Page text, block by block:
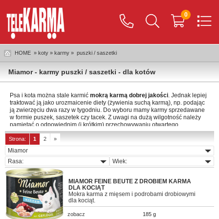
0
HOME » koty » karmy » puszki / saszetki
Miamor - karmy puszki / saszetki - dla kotów
Psa i kota można stale karmić mokrą karmą dobrej jakości. Jednak lepiej
traktować ją jako urozmaicenie diety (żywienia suchą karmą), np. podając
ją zwierzęciu dwa razy w tygodniu. Do wyboru mamy karmy sprzedawane
w formie puszek, saszetek czy tacek. Z uwagi na dużą wilgotność należy
pamiętać o odpowiednim (i krótkim) przechowywaniu otwartego
opakowania.
Mokra karma dla psów
Tak jak zostało wspomniane, jeśli mokra karma jest dodatkiem do
jadłospisu. Skoro więc pełni głównie rolę urozmaicającego dietę
smakołyku, warto wybrać taką, która w jak największym stopniu odpowiada
kubkom smakowym psa, a więc zdecydować się na karmę z jego
ulubionym mięsem. W sklepie Telekarma znajdują siękarmy mokre z
jagnięciną, cielęciną, mięsem wołowym, kaczym, króliczym, mięsem z
kurczaka, a nawet z dziczyzną, sercami indyka, wątróbką drobiową czy
łososiem. Wybierając karmę mokrą, należy kierować się również wiekiem
Strona: 1 2 »
MIAMOR FEINE BEUTE Z DROBIEM KARMA
DLA KOCIĄT
Mokra karma z mięsem i podrobami drobiowymi
dla kociąt.
zobacz 185 g